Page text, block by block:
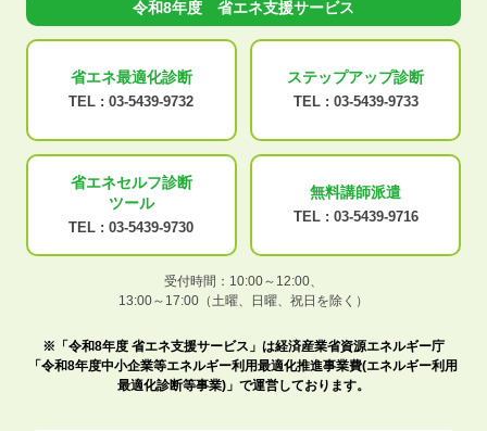
令和8年度 省エネ支援サービス
省エネ最適化診断
TEL : 03-5439-9732
ステップアップ診断
TEL : 03-5439-9733
省エネセルフ診断
ツール
TEL : 03-5439-9730
無料講師派遣
TEL : 03-5439-9716
受付時間：10:00～12:00、
13:00～17:00（土曜、日曜、祝日を除く）
※「令和8年度 省エネ支援サービス」は経済産業省資源エネルギー庁
「令和8年度中小企業等エネルギー利用最適化推進事業費(エネルギー利用
最適化診断等事業)」で運営しております。